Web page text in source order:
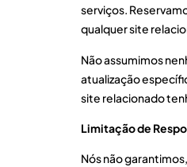
serviços.
qualquer site
Não assumimos
atualização
site relacionado
Limitação de
Nós não